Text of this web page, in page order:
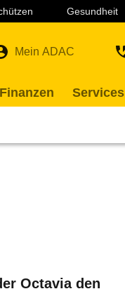
Gesundheit
Mein ADAC
Services
Octavia den